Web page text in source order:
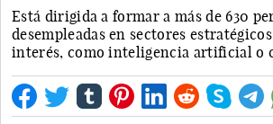
Está dirigida a formar a más de 630
desempleadas en sectores
interés, como inteligencia artificial o